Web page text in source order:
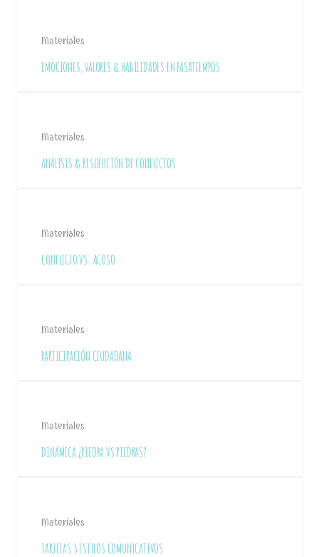
Materiales
EMOCIONES, VALORES & HABILIDADES EN PASATIEMPOS
Materiales
ANÁLISIS & RESOLUCIÓN DE CONFLICTOS
Materiales
CONFLICTO VS. ACOSO
Materiales
PARTICIPACIÓN CIUDADANA
Materiales
DINÁMICA ¿PIEDRA VS PIEDRAS?
Materiales
TARJETAS 3 ESTILOS COMUNICATIVOS.